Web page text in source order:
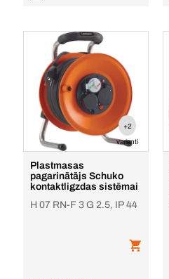
+2
varianti
Plastmasas
pagarinātājs Schuko
kontaktligzdas sistēmai
H 07 RN-F 3 G 2.5, IP 44